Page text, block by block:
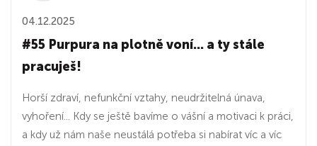
04.12.2025
#55 Purpura na plotně voní... a ty stále
pracuješ!
Horší zdraví, nefunkční vztahy, neudržitelná únava,
vyhoření... Kdy se ještě bavíme o vášní a motivaci k práci,
a kdy už nám naše neustálá potřeba si nabírat víc a víc